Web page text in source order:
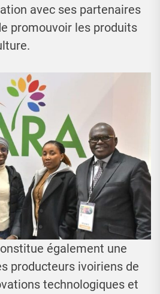
avec ses partenaires
promouvoir les produits
également une
producteurs ivoiriens de
technologiques et